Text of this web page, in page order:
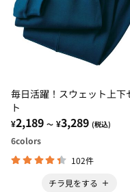
毎日活躍！スウェット上下
ト
¥2,189 ～ ¥3,289 (税込)
6colors
102件
チラ見をする